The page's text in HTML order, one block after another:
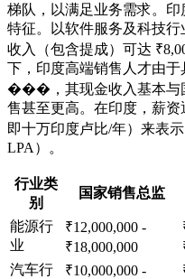
梯队，以满足业务需求。印
特征。以软件服务及科技
收入（包含提成）可达
下，印度高端销售人才由
���，其现金收入基本与
售甚至更高。在印度，薪资
即十万印度卢比/年）来表
LPA）。
行业类
别
国家销售总监
能源行
业
₹12,000,000 -
₹18,000,000
汽车行
₹10,000,000 -